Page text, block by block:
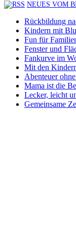
NEUES VOM
Rückbildung
Kindern mit
Fun für
Fenster und
Fankurve im
Mit den
Abenteuer
Mama ist die
Lecker, leicht
Gemeinsame